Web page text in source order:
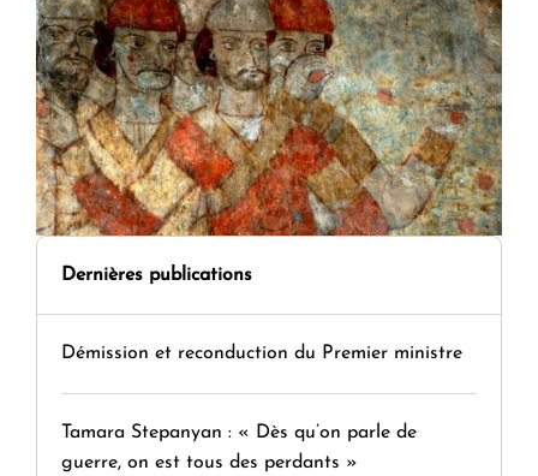
Dernières publications
Démission et reconduction du Premier ministre
Tamara Stepanyan : « Dès qu’on parle de
guerre, on est tous des perdants »